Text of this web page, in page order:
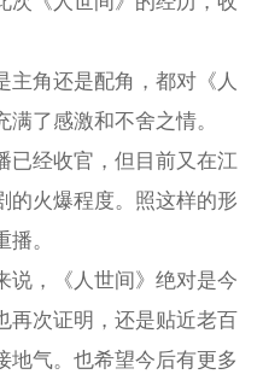
主角还是配角，都对《人
了感激和不舍之情。
已经收官，但目前又在江
的火爆程度。照这样的形
。
说，《人世间》绝对是今
再次证明，还是贴近老百
地气。也希望今后有更多